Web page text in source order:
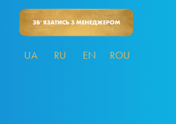
UA RU EN ROU